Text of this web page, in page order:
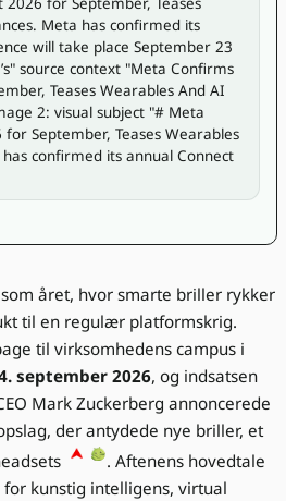
Meta has confirmed its
will take place September 23
source context "Meta Confirms
Teases Wearables And AI
2: visual subject "# Meta
September, Teases Wearables
confirmed its annual Connect
året, hvor smarte briller rykker
til en regulær platformskrig.
til virksomhedens campus i
september 2026, og indsatsen
Mark Zuckerberg annoncerede
der antydede nye briller, et
. Aftenens hovedtale
kunstig intelligens, virtual